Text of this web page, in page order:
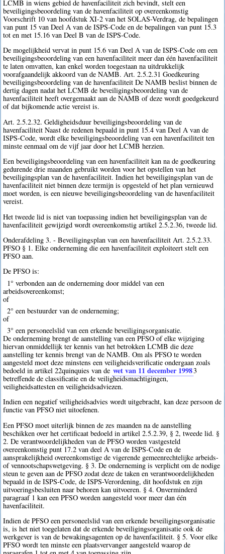
LCMB in wiens gebied de havenfaciliteit zich bevindt, stelt een
beveiligingsbeoordeling van de havenfaciliteit op overeenkomstig
Voorschrift 10 van hoofdstuk XI-2 van het SOLAS-Verdrag, de bepalingen
van punt 15 van Deel A van de ISPS-Code en de bepalingen van punt 15.3
tot en met 15.16 van Deel B van de ISPS-Code.
De mogelijkheid vervat in punt 15.6 van Deel A van de ISPS-Code om een
beveiligingsbeoordeling van een havenfaciliteit meer dan één havenfaciliteit
te laten omvatten, kan enkel worden toegestaan na uitdrukkelijk
voorafgaandelijk akkoord van de NAMB. Art. 2.5.2.31 Goedkeuring
beveiligingsbeoordeling van de havenfaciliteit De NAMB beslist binnen de
dertig dagen nadat het LCMB de beveiligingsbeoordeling van de
havenfaciliteit heeft overgemaakt aan de NAMB of deze wordt goedgekeurd
of dat bijkomende actie vereist is.
Art. 2.5.2.32. Geldigheidsduur beveiligingsbeoordeling van de
havenfaciliteit Naast de redenen bepaald in punt 15.4 van Deel A van de
ISPS-Code, wordt elke beveiligingsbeoordeling van een havenfaciliteit ten
minste eenmaal om de vijf jaar door het LCMB herzien.
Een beveiligingsbeoordeling van een havenfaciliteit kan na de goedkeuring
gedurende drie maanden gebruikt worden voor het opstellen van het
beveiligingsplan van de havenfaciliteit. Indien het beveiligingsplan van de
havenfaciliteit niet binnen deze termijn is opgesteld of het plan vernieuwd
moet worden, is een nieuwe beveiligingsbeoordeling van de havenfaciliteit
vereist.
Het tweede lid is niet van toepassing indien het beveiligingsplan van de
havenfaciliteit gewijzigd wordt overeenkomstig artikel 2.5.2.36, tweede lid.
Onderafdeling 3. - Beveiligingsplan van een havenfaciliteit Art. 2.5.2.33.
PFSO § 1. Elke onderneming die een havenfaciliteit exploiteert stelt een
PFSO aan.
De PFSO is:
1° verbonden aan de onderneming door middel van een
arbeidsovereenkomst;
of
2° een bestuurder van de onderneming;
of
3° een personeelslid van een erkende beveiligingsorganisatie.
De onderneming brengt de aanstelling van een PFSO of elke wijziging
hiervan onmiddellijk ter kennis van het betrokken LCMB die deze
aanstelling ter kennis brengt van de NAMB. Om als PFSO te worden
aangesteld moet deze minstens een veiligheidsverificatie ondergaan zoals
bedoeld in artikel 22quinquies van de wet van 11 december 19983
betreffende de classificatie en de veiligheidsmachtigingen,
veiligheidsattesten en veiligheidsadviezen.
Indien een negatief veiligheidsadvies wordt uitgebracht, kan deze persoon de
functie van PFSO niet uitoefenen.
Een PFSO moet uiterlijk binnen de zes maanden na de aanstelling
beschikken over het certificaat bedoeld in artikel 2.5.2.39, § 2, tweede lid. §
2. De verantwoordelijkheden van de PFSO worden vastgesteld
overeenkomstig punt 17.2 van deel A van de ISPS-Code en de
aansprakelijkheid overeenkomstige de vigerende gemeenrechtelijke arbeids-
of vennootschapswetgeving. § 3. De onderneming is verplicht om de nodige
steun te geven aan de PFSO zodat deze de taken en verantwoordelijkheden
bepaald in de ISPS-Code, de ISPS-Verordening, dit hoofdstuk en zijn
uitvoeringsbesluiten naar behoren kan uitvoeren. § 4. Onverminderd
paragraaf 1 kan een PFSO worden aangesteld voor meer dan één
havenfaciliteit.
Indien de PFSO een personeelslid van een erkende beveiligingsorganisatie
is, is het niet toegelaten dat de erkende beveiligingsorganisatie ook de
werkgever is van de bewakingsagenten op de havenfaciliteit. § 5. Voor elke
PFSO wordt ten minste een plaatsvervanger aangesteld waarop de